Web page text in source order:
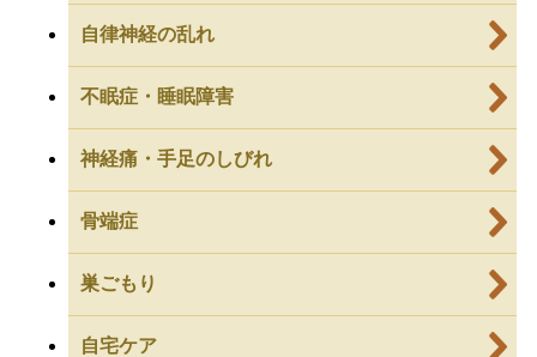
自律神経の乱れ
不眠症・睡眠障害
神経痛・手足のしびれ
骨端症
巣ごもり
自宅ケア